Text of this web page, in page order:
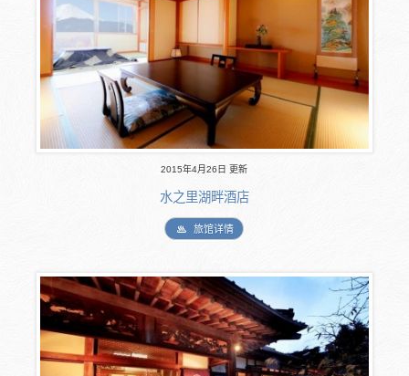
2015年4月26日 更新
水之里湖畔酒店
旅馆详情